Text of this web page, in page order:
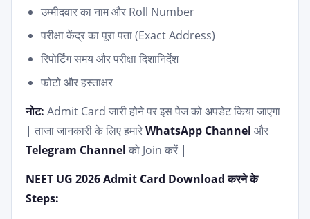
उम्मीदवार का नाम और Roll Number
परीक्षा केंद्र का पूरा पता (Exact Address)
रिपोर्टिंग समय और परीक्षा दिशानिर्देश
फोटो और हस्ताक्षर
नोट: Admit Card जारी होने पर इस पेज को अपडेट किया जाएगा
| ताजा जानकारी के लिए हमारेWhatsApp Channel और
Telegram Channel को Join करें |
NEET UG 2026 Admit Card Download करने के
Steps: